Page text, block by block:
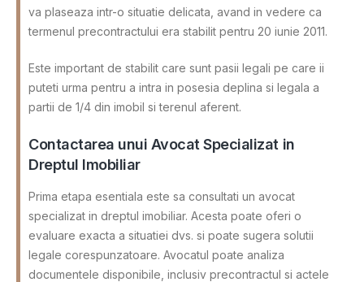
va plaseaza intr-o situatie delicata, avand in vedere ca
termenul precontractului era stabilit pentru 20 iunie 2011.
Este important de stabilit care sunt pasii legali pe care ii
puteti urma pentru a intra in posesia deplina si legala a
partii de 1/4 din imobil si terenul aferent.
Contactarea unui Avocat Specializat in
Dreptul Imobiliar
Prima etapa esentiala este sa consultati un avocat
specializat in dreptul imobiliar. Acesta poate oferi o
evaluare exacta a situatiei dvs. si poate sugera solutii
legale corespunzatoare. Avocatul poate analiza
documentele disponibile, inclusiv precontractul si actele